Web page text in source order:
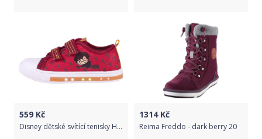
559 Kč
Disney dětské svítící tenisky Harry Potter 2300004714 26 červená
1314Kč
Reima Freddo - dark berry 20